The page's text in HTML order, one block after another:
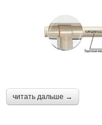
читать дальше →